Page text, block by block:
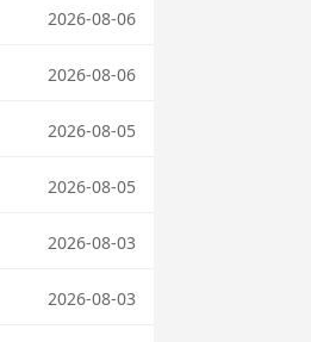
2026-08-06
2026-08-06
2026-08-05
2026-08-05
2026-08-03
2026-08-03